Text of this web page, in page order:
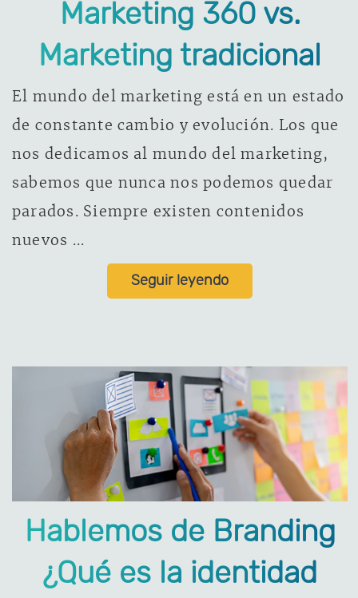
Marketing 360 vs.
Marketing tradicional
El mundo del marketing está en un estado
de constante cambio y evolución. Los que
nos dedicamos al mundo del marketing,
sabemos que nunca nos podemos quedar
parados. Siempre existen contenidos
nuevos ...
Seguir leyendo
Hablemos de Branding
¿Qué es la identidad